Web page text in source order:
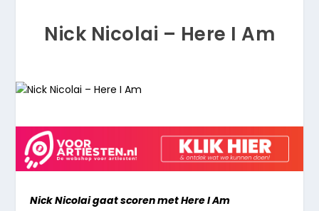
Nick Nicolai – Here I Am
Nick Nicolai gaat scoren met Here I Am